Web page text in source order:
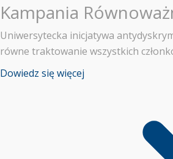
Kampania
Uniwersytecka inicjatywa
równe traktowanie wszystkich
Dowiedz się więcej